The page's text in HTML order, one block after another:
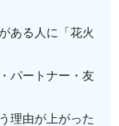
ある人に「花火
パートナー・友
理由が上がった